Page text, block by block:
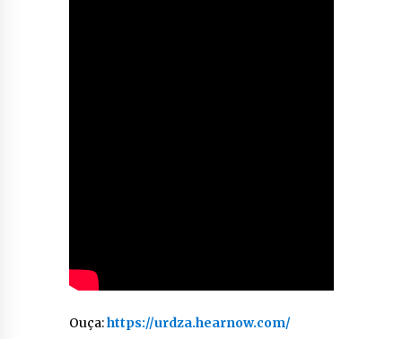
Ouça:https://urdza.hearnow.com/